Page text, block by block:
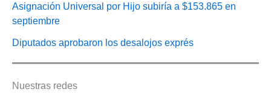
Asignación Universal por Hijo subiría a $153.865 en
septiembre
Diputados aprobaron los desalojos exprés
Nuestras redes